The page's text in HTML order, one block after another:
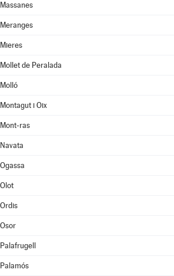
Massanes
Meranges
Mieres
Mollet de Peralada
Molló
Montagut i Oix
Mont-ras
Navata
Ogassa
Olot
Ordis
Osor
Palafrugell
Palamós